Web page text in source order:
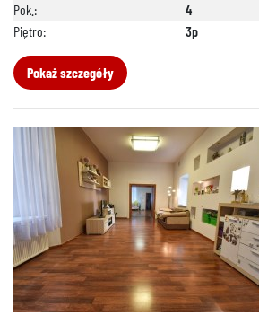
Pok.:
4
Piętro:
3p
Pokaż szczegóły